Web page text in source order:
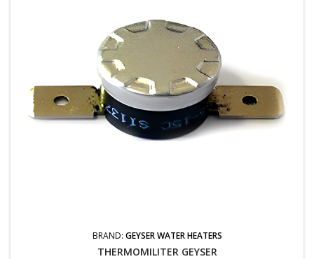
BRAND: GEYSER WATER HEATERS
THERMOMILITER GEYSER